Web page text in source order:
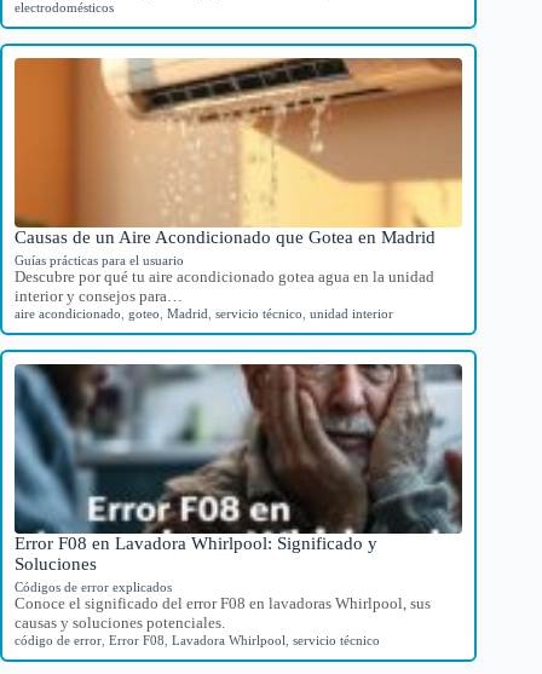
electrodomésticos
Causas de un Aire Acondicionado que Gotea en Madrid
Guías prácticas para el usuario
Descubre por qué tu aire acondicionado gotea agua en la unidad
interior y consejos para…
aire acondicionado goteo Madrid servicio técnico unidad interior
Error F08 en Lavadora Whirlpool: Significado y
Soluciones
Códigos de error explicados
Conoce el significado del error F08 en lavadoras Whirlpool, sus
causas y soluciones potenciales.
código de error Error F08 Lavadora Whirlpool servicio técnico